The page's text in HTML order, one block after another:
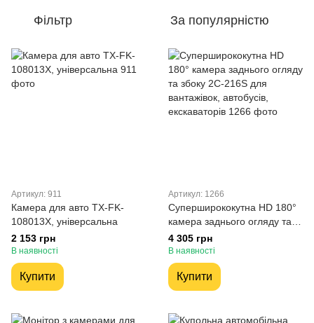
Фільтр За популярністю
Артикул: 911
Камера для авто TX-FK-
108013X, універсальна
2 153 грн
В наявності
Купити
Артикул: 1266
Cуперширококутна HD 180°
камера заднього огляду та
збоку 2С-216S для
вантажівок, автобусів,
екскаваторів
4 305 грн
В наявності
Купити